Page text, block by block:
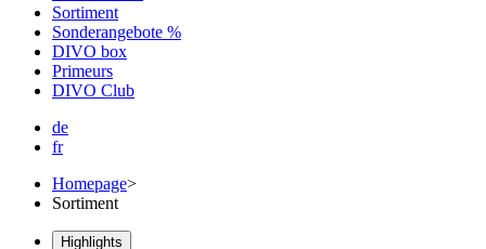
Sortiment
Sonderangebote %
DIVO box
Primeurs
DIVO Club
de
fr
Homepage>
Sortiment
Highlights